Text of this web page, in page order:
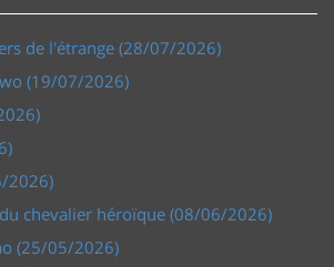
de l'étrange (28/07/2026)
(19/07/2026)
2026)
chevalier héroïque (08/06/2026)
(25/05/2026)